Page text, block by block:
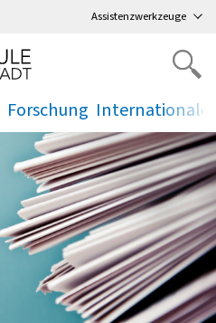
Assistenzwerkzeuge
Forschung
. .